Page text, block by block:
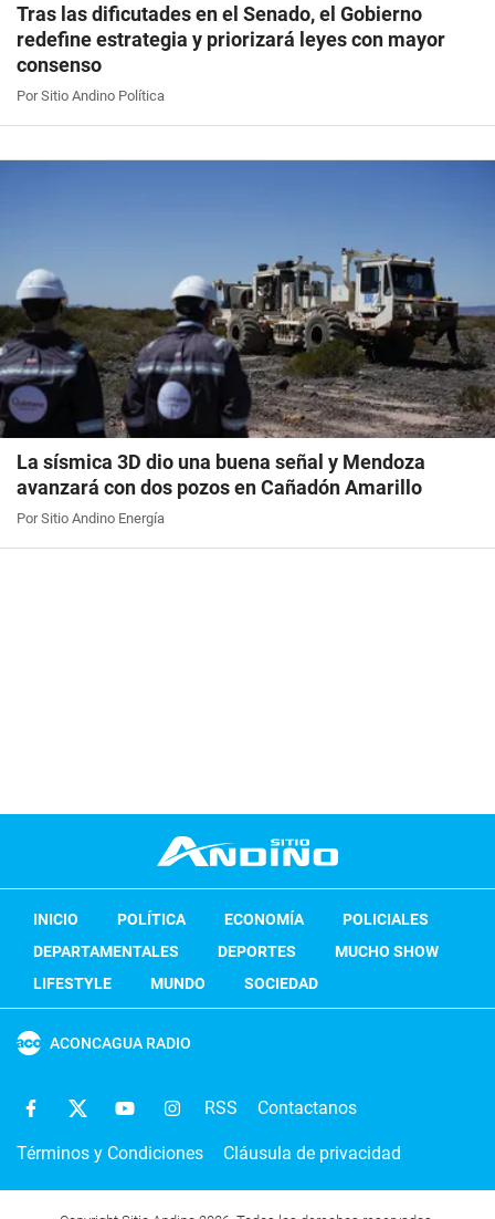
Tras las dificutades en el Senado, el Gobierno
redefine estrategia y priorizará leyes con mayor
consenso
Por Sitio Andino Política
La sísmica 3D dio una buena señal y Mendoza
avanzará con dos pozos en Cañadón Amarillo
Por Sitio Andino Energía
INICIO POLÍTICA ECONOMÍA
POLICIALES
DEPARTAMENTALES
DEPORTES
MUCHO SHOW
LIFESTYLE
MUNDO SOCIEDAD
ACONCAGUA RADIO
RSS Contactanos
Términos y Condiciones Cláusula de privacidad